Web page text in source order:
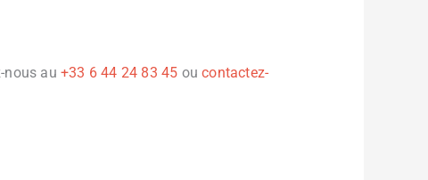
nous au +33 6 44 24 83 45 oucontactez-